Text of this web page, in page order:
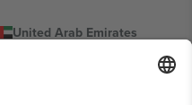
United Arab Emirates
UAE Dubai Silicon Oasis, DDP
Building A1, Office 302, Dubai,